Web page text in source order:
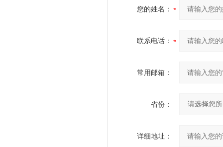
您的姓名：
联系电话：
常用邮箱：
省份：
详细地址：